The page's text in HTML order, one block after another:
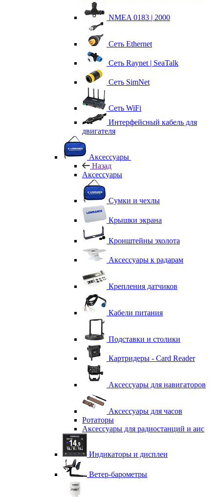
NMEA 0183 | 2000
Сеть Ethernet
Сеть Raynet | SeaTalk
Сеть SimNet
Сеть WiFi
Интерфейсный кабель для
двигателя
Аксессуары
Назад
Аксессуары
Сумки и чехлы
Крышки экрана
Кронштейны эхолота
Аксессуары к радарам
Крепления датчиков
Кабели питания
Подставки и столики
Картридеры - Card Reader
Аксессуары для навигаторов
Аксессуары для часов
Ротаторы
Аксессуары для радиостанций и аис
Индикаторы и дисплеи
Ветер-барометры